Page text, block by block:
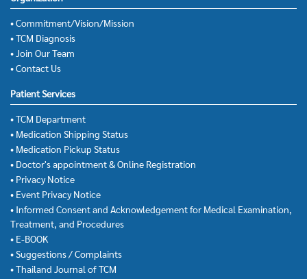
• Commitment/Vision/Mission
• TCM Diagnosis
• Join Our Team
• Contact Us
Patient Services
• TCM Department
• Medication Shipping Status
• Medication Pickup Status
• Doctor's appointment & Online Registration
• Privacy Notice
• Event Privacy Notice
• Informed Consent and Acknowledgement for Medical Examination,
Treatment, and Procedures
• E-BOOK
• Suggestions / Complaints
• Thailand Journal of TCM